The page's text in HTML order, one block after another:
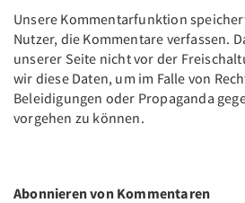
Unsere Kommentarfunktion
Nutzer, die Kommentare verfassen.
unserer Seite nicht vor der
wir diese Daten, um im Falle von
Beleidigungen oder Propaganda
vorgehen zu können.
Abonnieren von Kommentaren